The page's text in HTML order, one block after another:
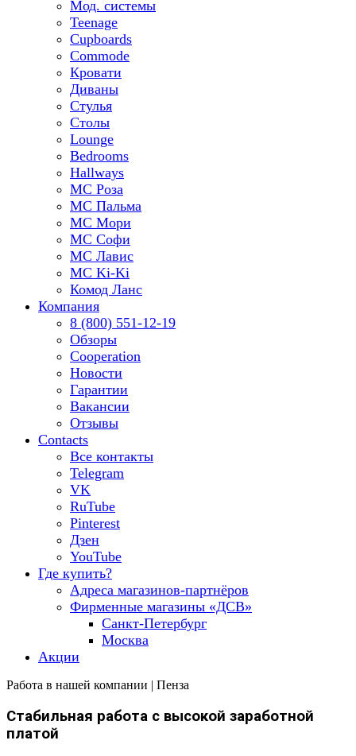
Мод. системы
Teenage
Cupboards
Commode
Кровати
Диваны
Стулья
Столы
Lounge
Bedrooms
Hallways
МС Роза
МС Пальма
МС Мори
МС Софи
МС Лавис
МС Ki-Ki
Комод Ланс
Компания
8 (800) 551-12-19
Обзоры
Cooperation
Новости
Гарантии
Вакансии
Отзывы
Contacts
Все контакты
Telegram
VK
RuTube
Pinterest
Дзен
YouTube
Где купить?
Адреса магазинов-партнёров
Фирменные магазины «ДСВ»
Санкт-Петербург
Москва
Акции
Работа в нашей компании | Пенза
Стабильная работа с высокой заработной
платой